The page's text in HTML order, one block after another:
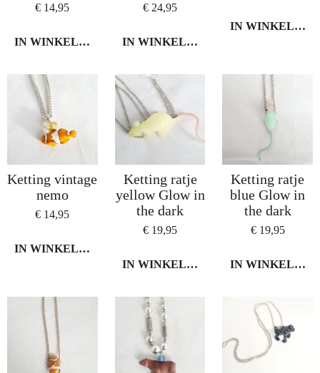
€ 14,95
IN WINKELWAGEN
€ 24,95
IN WINKELWAGEN
IN
Ketting vintage
nemo
€ 14,95
IN WINKELWAGEN
Ketting ratje
yellow Glow in
the dark
€ 19,95
IN WINKELWAGEN
Ketting ratje
blue Glow in
the dark
€ 19,95
IN